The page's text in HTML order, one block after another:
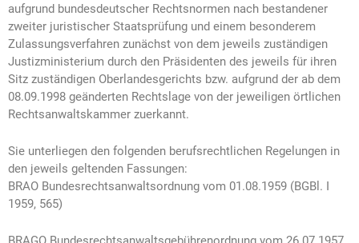
aufgrund bundesdeutscher Rechtsnormen nach bestandener
zweiter juristischer Staatsprüfung und einem besonderem
Zulassungsverfahren zunächst von dem jeweils zuständigen
Justizministerium durch den Präsidenten des jeweils für ihren
Sitz zuständigen Oberlandesgerichts bzw. aufgrund der ab dem
08.09.1998 geänderten Rechtslage von der jeweiligen örtlichen
Rechtsanwaltskammer zuerkannt.
Sie unterliegen den folgenden berufsrechtlichen Regelungen in
den jeweils geltenden Fassungen:
BRAO Bundesrechtsanwaltsordnung vom 01.08.1959 (BGBl. I
1959, 565)